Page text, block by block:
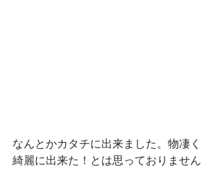
なんとかカタチに出来ました。物凄く
綺麗に出来た！とは思っておりません